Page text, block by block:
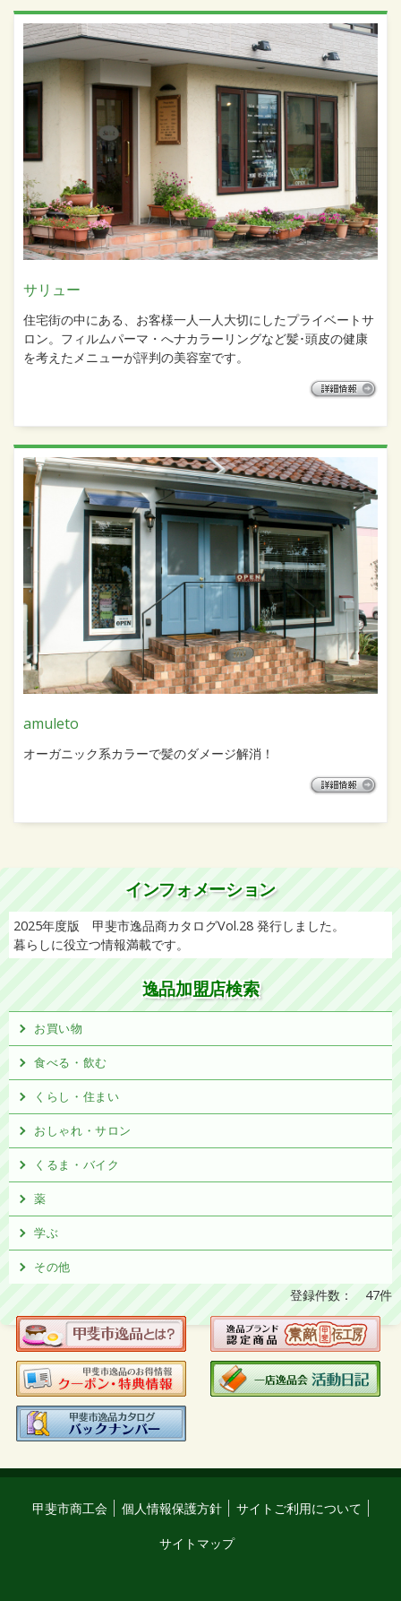
サリュー
住宅街の中にある、お客様一人一人大切にしたプライベートサ
ロン。フィルムパーマ・へナカラーリングなど髪･頭皮の健康
を考えたメニューが評判の美容室です。
amuleto
オーガニック系カラーで髪のダメージ解消！
インフォメーション
2025年度版 甲斐市逸品商カタログVol.28 発行しました。
暮らしに役立つ情報満載です。
逸品加盟店検索
お買い物
食べる・飲む
くらし・住まい
おしゃれ・サロン
くるま・バイク
薬
学ぶ
その他
登録件数： 47件
甲斐市商工会 個人情報保護方針 サイトご利用について
サイトマップ